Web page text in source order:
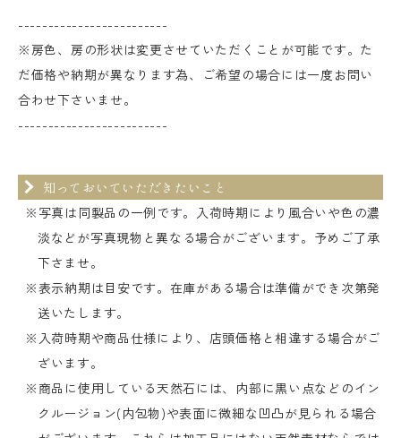
-------------------------
※房色、房の形状は変更させていただくことが可能です。た
だ価格や納期が異なります為、ご希望の場合には一度お問い
合わせ下さいませ。
-------------------------
知っておいていただきたいこと
※写真は同製品の一例です。入荷時期により風合いや色の濃
淡などが写真現物と異なる場合がございます。予めご了承
下さませ。
※表示納期は目安です。在庫がある場合は準備ができ次第発
送いたします。
※入荷時期や商品仕様により、店頭価格と相違する場合がご
ざいます。
※商品に使用している天然石には、内部に黒い点などのイン
クルージョン(内包物)や表面に微細な凹凸が見られる場合